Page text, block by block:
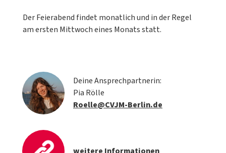
Der Feierabend findet monatlich und in der Regel
am ersten Mittwoch eines Monats statt.
Deine Ansprechpartnerin:
Pia Rölle
Roelle@CVJM-Berlin.de